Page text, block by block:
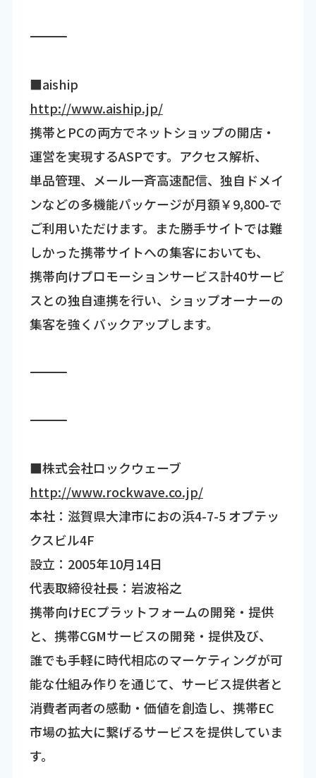
―――――――――――――――――――――――――――――――――――
■aiship
http://www.aiship.jp/
携帯とPCの両方でネットショップの開店・
運営を実現するASPです。アクセス解析、
単品管理、メール一斉高速配信、独自ドメイ
ンなどの多機能パッケージが月額￥9,800-で
ご利用いただけます。また勝手サイトでは難
しかった携帯サイトへの集客においても、
携帯向けプロモーションサービス計40サービ
スとの独自連携を行い、ショップオーナーの
集客を強くバックアップします。
―――――――――――――――――――――――――――――――――――
―――――――――――――――――――――――――――――――――――
■株式会社ロックウェーブ
http://www.rockwave.co.jp/
本社：滋賀県大津市におの浜4-7-5 オプテッ
クスビル4F
設立：2005年10月14日
代表取締役社長：岩波裕之
携帯向けECプラットフォームの開発・提供
と、携帯CGMサービスの開発・提供及び、
誰でも手軽に時代相応のマーケティングが可
能な仕組み作りを通じて、サービス提供者と
消費者両者の感動・価値を創造し、携帯EC
市場の拡大に繋げるサービスを提供していま
す。